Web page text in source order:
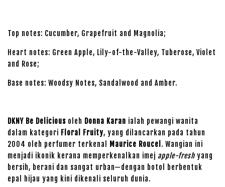
Top notes: Cucumber, Grapefruit and Magnolia;
Heart notes: Green Apple, Lily-of-the-Valley, Tuberose, Violet
and Rose;
Base notes: Woodsy Notes, Sandalwood and Amber.
DKNY Be Delicious oleh Donna Karan ialah pewangi wanita
dalam kategori Floral Fruity, yang dilancarkan pada tahun
2004 oleh perfumer terkenal
Maurice Roucel . Wangian ini
menjadi ikonik kerana memperkenalkan imej apple-fresh yang
bersih, berani dan sangat urban—dengan botol berbentuk
epal hijau yang kini dikenali seluruh dunia.